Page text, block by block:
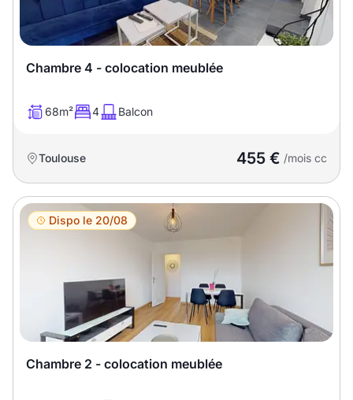
Chambre 4 - colocation meublée
68m² 4 Balcon
Toulouse 455 € /mois cc
Dispo le 20/08
Chambre 2 - colocation meublée